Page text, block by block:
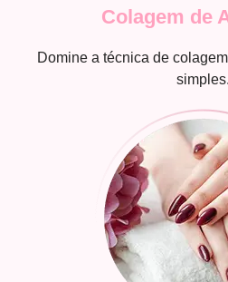
Colagem de
Domine a técnica de
simples.